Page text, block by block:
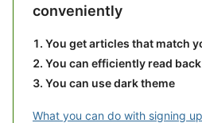
conveniently
You get articles that match
You can efficiently read
You can use dark theme
What you can do with signing up